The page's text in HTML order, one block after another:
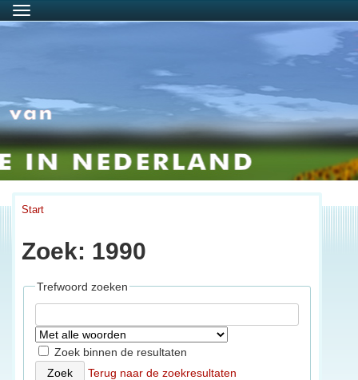
Menu
Start
Zoek: 1990
Trefwoord zoeken
Zoek binnen de resultaten
Terug naar de zoekresultaten